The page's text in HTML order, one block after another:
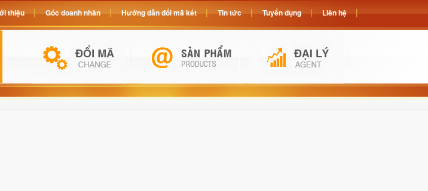
thiệu Góc doanh nhân Hướng dẫn đổi mã két Tin tức Tuyển dụng Liên hệ